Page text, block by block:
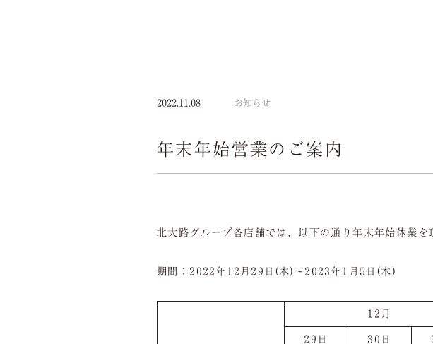
2022.11.08 お知らせ
年末年始営業のご案内
北大路グループ各店舗では、以下の通り年末年始休業を
期間：2022年12月29日(木)〜2023年1月5日(木)
12月
29日 30日